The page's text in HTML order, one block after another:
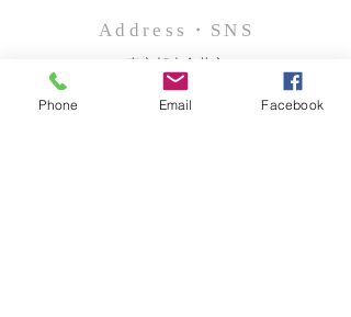
東京都小金井市
Address・SNS
Phone Email Facebook